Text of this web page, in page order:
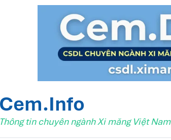
Cem.Info
Thông tin chuyên ngành Xi măng Việt Nam